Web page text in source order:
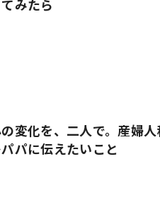
みたら
変化を、二人で。産婦
パに伝えたいこと